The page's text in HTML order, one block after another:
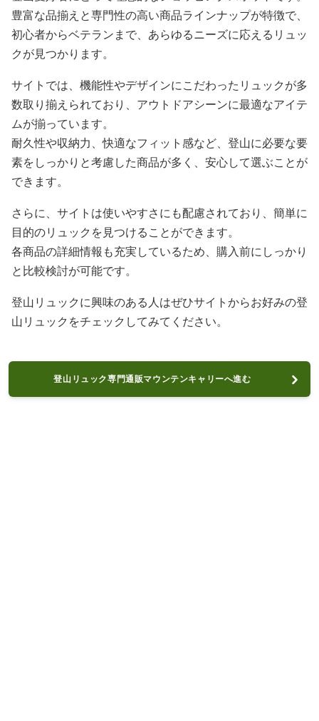
豊富な品揃えと専門性の高い商品ラインナップが特徴で、
初心者からベテランまで、あらゆるニーズに応えるリュッ
クが見つかります。
サイトでは、機能性やデザインにこだわったリュックが多
数取り揃えられており、アウトドアシーンに最適なアイテ
ムが揃っています。
耐久性や収納力、快適なフィット感など、登山に必要な要
素をしっかりと考慮した商品が多く、安心して選ぶことが
できます。
さらに、サイトは使いやすさにも配慮されており、簡単に
目的のリュックを見つけることができます。
各商品の詳細情報も充実しているため、購入前にしっかり
と比較検討が可能です。
登山リュックに興味のある人はぜひサイトからお好みの登
山リュックをチェックしてみてください。
登山リュック専門通販マウンテンキャリーへ進む